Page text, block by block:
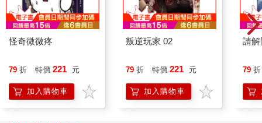
怪奇微微疼
79 折 特價 221 元
加入購物車
叛逆玩家 02
79 折 特價 221 元
加入購物車
請解
79 折